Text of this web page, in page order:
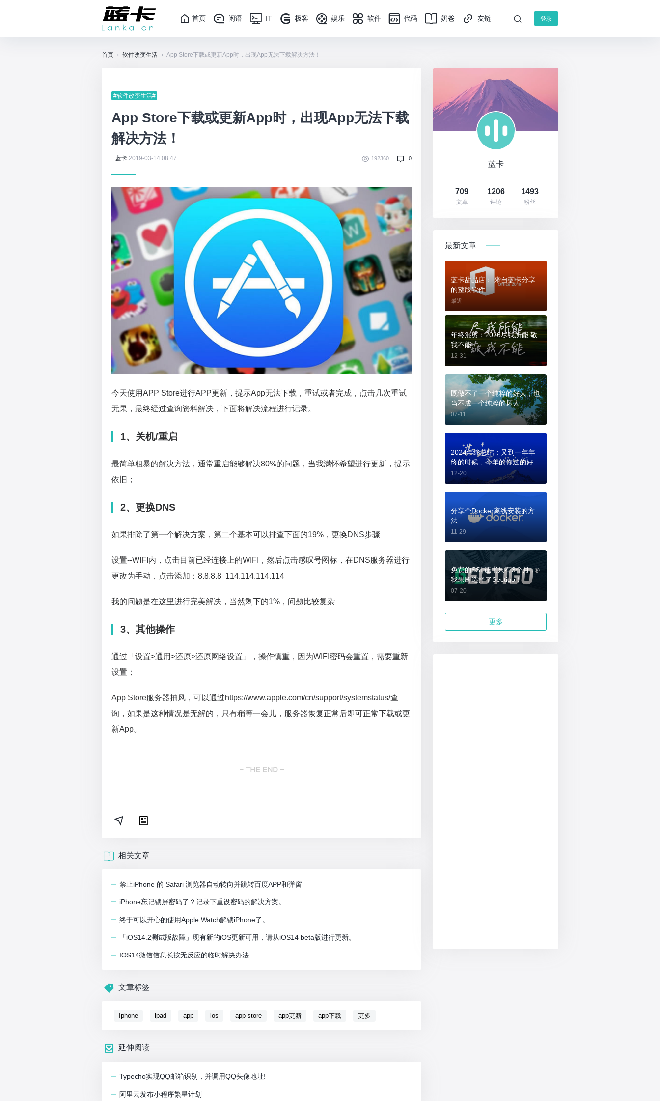
首页 闲语 IT 极客 娱乐 软件 代码 奶爸 友链 登录
首页 › 软件改变生活 › App Store下载或更新App时，出现App无法下载解决方法！
#软件改变生活#
App Store下载或更新App时，出现App无法下载
解决方法！
蓝卡 2019-03-14 08:47 192360 0
今天使用APP Store进行APP更新，提示App无法下载，重试或者完成，点击几次重试
无果，最终经过查询资料解决，下面将解决流程进行记录。
1、关机/重启
最简单粗暴的解决方法，通常重启能够解决80%的问题，当我满怀希望进行更新，提示
依旧；
2、更换DNS
如果排除了第一个解决方案，第二个基本可以排查下面的19%，更换DNS步骤
设置--WIFI内，点击目前已经连接上的WIFI，然后点击感叹号图标，在DNS服务器进行
更改为手动，点击添加：8.8.8.8 114.114.114.114
我的问题是在这里进行完美解决，当然剩下的1%，问题比较复杂
3、其他操作
通过「设置>通用>还原>还原网络设置」，操作慎重，因为WIFI密码会重置，需要重新
设置；
App Store服务器抽风，可以通过https://www.apple.com/cn/support/systemstatus/查
询，如果是这种情况是无解的，只有稍等一会儿，服务器恢复正常后即可正常下载或更
新App。
相关文章
禁止iPhone 的 Safari 浏览器自动转向并跳转百度APP和弹窗
iPhone忘记锁屏密码了？记录下重设密码的解决方案。
终于可以开心的使用Apple Watch解锁iPhone了。
「iOS14.2测试版故障」现有新的iOS更新可用，请从iOS14 beta版进行更新。
IOS14微信信息长按无反应的临时解决办法
文章标签
Iphone ipad app ios app store app更新 app下载 更多
延伸阅读
Typecho实现QQ邮箱识别，并调用QQ头像地址!
阿里云发布小程序繁星计划
蓝卡
709
文章
1206
评论
1493
粉丝
最新文章
蓝卡甜品店： 来自蓝卡分享
的整版软件
最近
年终混剪：2026尽我所能 敬
我不能
12-31
既做不了一个纯粹的好人，也
当不成一个纯粹的坏人；
07-11
2024年终总结：又到一年年
终的时候，今年的你过的好
吗？
12-20
分享个Docker离线安装的方
法
11-29
免费的SSL证书只有3个月，
我果断选择了Sectigo！
07-20
更多